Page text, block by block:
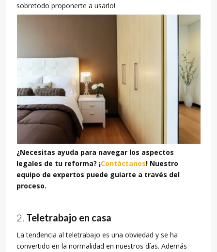
sobretodo proponerte a usarlo!.
¿Necesitas ayuda para navegar los aspectos
legales de tu reforma? ¡Contáctanos! Nuestro
equipo de expertos puede guiarte a través del
proceso.
Teletrabajo en casa
La tendencia al teletrabajo es una obviedad y se ha
convertido en la normalidad en nuestros días. Además